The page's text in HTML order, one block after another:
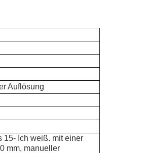
Auflösung
15- Ich weiß. mit einer
mm, manueller